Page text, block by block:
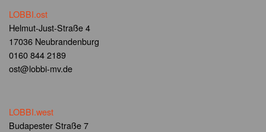
LOBBI.ost
Helmut-Just-Straße 4
17036 Neubrandenburg
0160 844 2189
ost@lobbi-mv.de
LOBBI.west
Budapester Straße 7